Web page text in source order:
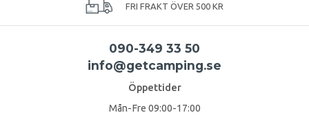
FRI FRAKT ÖVER 500 KR
090-349 33 50
info@getcamping.se
Öppettider
Mån-Fre 09:00-17:00